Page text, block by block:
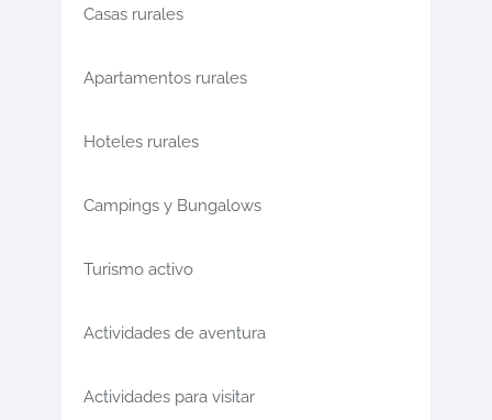
Casas rurales
Apartamentos rurales
Hoteles rurales
Campings y Bungalows
Turismo activo
Actividades de aventura
Actividades para visitar